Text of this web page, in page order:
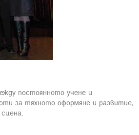
постоянното учене и
за тяхното оформяне и развитие,